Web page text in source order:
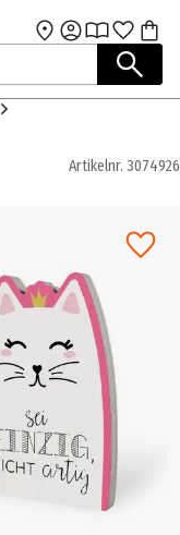
Artikelnr. 3074926